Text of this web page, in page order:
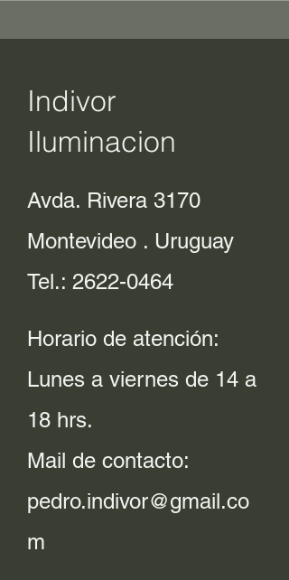
Indivor
Iluminacion
Avda. Rivera 3170
Montevideo . Uruguay
Tel.: 2622-0464
Horario de atención:
Lunes a viernes de 14 a
18 hrs.
Mail de contacto:
pedro.indivor@gmail.co
m